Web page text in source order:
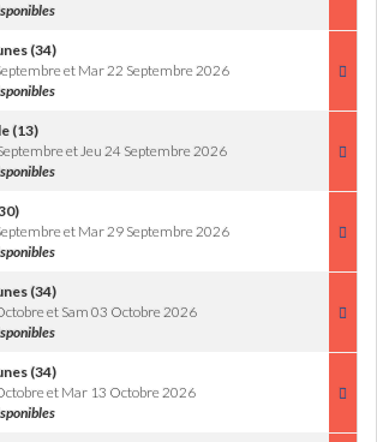
(34)
et Mar 22 Septembre 2026
(13)
et Jeu 24 Septembre 2026
et Mar 29 Septembre 2026
(34)
et Sam 03 Octobre 2026
(34)
et Mar 13 Octobre 2026